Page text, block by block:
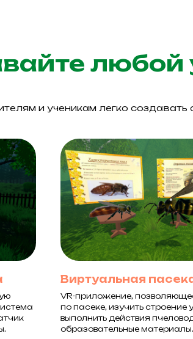
любой
и ученикам легко
Виртуальная
VR-приложение,
по пасеке, изучить строение
выполнить действия
образовательные материалы.